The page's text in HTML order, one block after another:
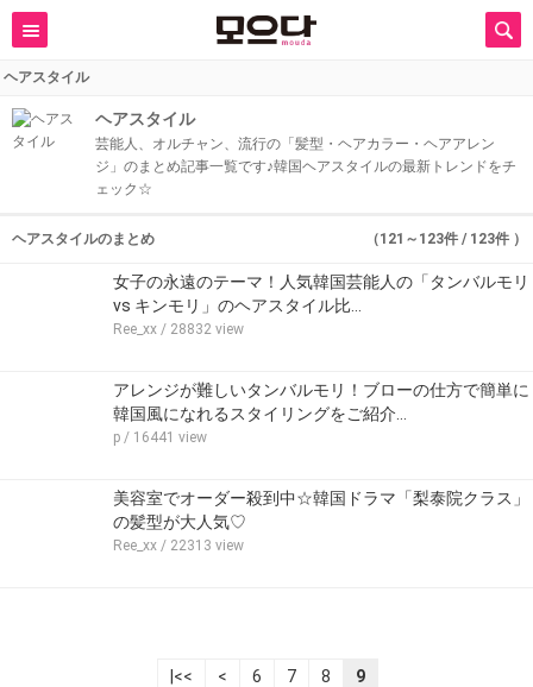
ヘアスタイル
ヘアスタイル
芸能人、オルチャン、流行の「髪型・ヘアカラー・ヘアアレン
ジ」のまとめ記事一覧です♪韓国ヘアスタイルの最新トレンドをチ
ェック☆
ヘアスタイルのまとめ （121～123件 / 123件 ）
女子の永遠のテーマ！人気韓国芸能人の「タンバルモリ
vs キンモリ」のヘアスタイル比…
Ree_xx / 28832 view
アレンジが難しいタンバルモリ！ブローの仕方で簡単に
韓国風になれるスタイリングをご紹介…
p / 16441 view
美容室でオーダー殺到中☆韓国ドラマ「梨泰院クラス」
の髪型が大人気♡
Ree_xx / 22313 view
|<< < 6 7 8 9